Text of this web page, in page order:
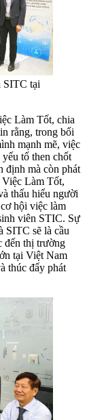
SITC tại
Làm Tốt, chia
rằng, trong bối
mạnh mẽ, việc
tố then chốt
định mà còn phát
Làm Tốt,
thấu hiểu người
hội việc làm
viên STIC. Sự
SITC sẽ là cầu
đến thị trường
tại Việt Nam
thúc đẩy phát